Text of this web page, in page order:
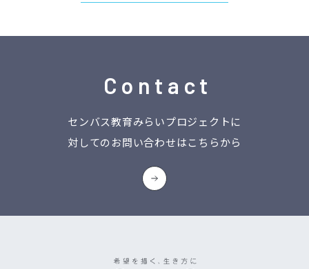
Contact
センバス教育みらいプロジェクトに
対してのお問い合わせはこちらから